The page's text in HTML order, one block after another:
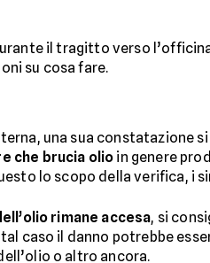
il tragitto verso
su cosa fare.
una sua constatazione
che brucia olio in genere
lo scopo della verifica, i
rimane accesa, si
caso il danno potrebbe
o altro ancora.